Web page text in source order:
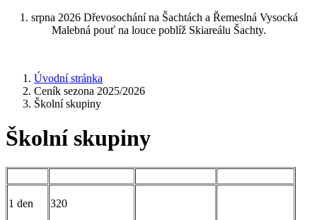
1. srpna 2026 Dřevosochání na Šachtách a Řemeslná Vysocká
Malebná pouť na louce poblíž Skiareálu Šachty.
Úvodní stránka
Ceník sezona 2025/2026
Školní skupiny
Školní skupiny
1 den 320